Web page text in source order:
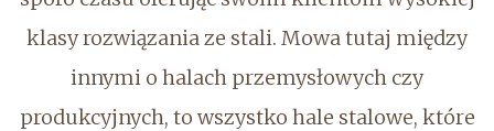
klasy rozwiązania ze stali. Mowa tutaj między
innymi o halach przemysłowych czy
produkcyjnych, to wszystko hale stalowe, które